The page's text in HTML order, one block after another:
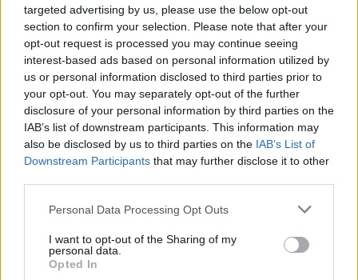
targeted advertising by us, please use the below opt-out
section to confirm your selection. Please note that after your
opt-out request is processed you may continue seeing
interest-based ads based on personal information utilized by
us or personal information disclosed to third parties prior to
your opt-out. You may separately opt-out of the further
disclosure of your personal information by third parties on the
IAB’s list of downstream participants. This information may
also be disclosed by us to third parties on the IAB’s List of
Downstream Participants that may further disclose it to other
Please note that this website/app uses one or more Google
not limited to your visit or usage behaviour. You may click to
grant or deny consent to Google and its third-party tags to
use your data for below specified purposes in below Google
Personal Data Processing Opt Outs
I want to opt-out of the Sharing of my
personal data.
Opted In
20·07·2026 06:47
Οι 6+1 θέσεις της ΝΔ στην Α’ Αθηνών | Ο ανεξάρτητος
βουλευτής που δίνει χέρια με το ΠΑΣΟΚ | Κάτι δυνατό
ετοιμάζει ο Θοδωρής Κυριακού